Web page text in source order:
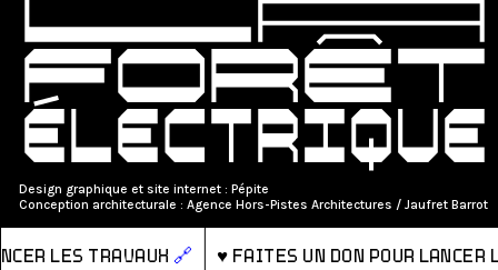
Design graphique et site internet : Pépite
Conception architecturale : Agence Hors-Pistes Architectures / Jaufret Barrot
♥Faites un don pour
lancer les travaux